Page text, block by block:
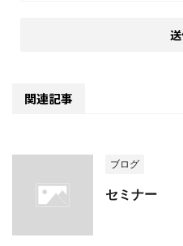
関連記事
ブログ
セミナー